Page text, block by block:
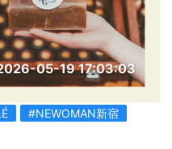
05-19 17:03:03
#NEWOMAN新宿